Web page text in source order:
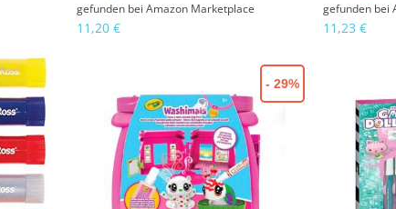
gefunden bei Amazon Marketplace
11,20 €
gefunden bei
11,23 €
- 29%